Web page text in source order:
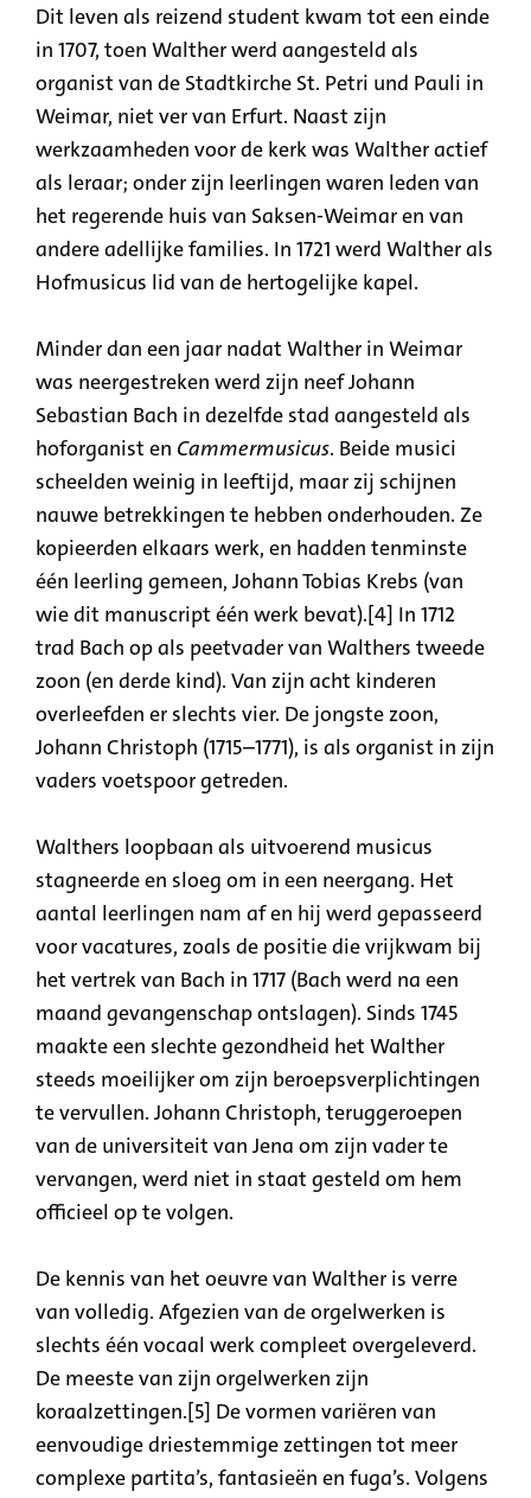
Dit leven als reizend student kwam tot een einde
in 1707, toen Walther werd aangesteld als
organist van de Stadtkirche St. Petri und Pauli in
Weimar, niet ver van Erfurt. Naast zijn
werkzaamheden voor de kerk was Walther actief
als leraar; onder zijn leerlingen waren leden van
het regerende huis van Saksen-Weimar en van
andere adellijke families. In 1721 werd Walther als
Hofmusicus lid van de hertogelijke kapel.
Minder dan een jaar nadat Walther in Weimar
was neergestreken werd zijn neef Johann
Sebastian Bach in dezelfde stad aangesteld als
hoforganist en Cammermusicus. Beide musici
scheelden weinig in leeftijd, maar zij schijnen
nauwe betrekkingen te hebben onderhouden. Ze
kopieerden elkaars werk, en hadden tenminste
één leerling gemeen, Johann Tobias Krebs (van
wie dit manuscript één werk bevat).[4] In 1712
trad Bach op als peetvader van Walthers tweede
zoon (en derde kind). Van zijn acht kinderen
overleefden er slechts vier. De jongste zoon,
Johann Christoph (1715–1771), is als organist in zijn
vaders voetspoor getreden.
Walthers loopbaan als uitvoerend musicus
stagneerde en sloeg om in een neergang. Het
aantal leerlingen nam af en hij werd gepasseerd
voor vacatures, zoals de positie die vrijkwam bij
het vertrek van Bach in 1717 (Bach werd na een
maand gevangenschap ontslagen). Sinds 1745
maakte een slechte gezondheid het Walther
steeds moeilijker om zijn beroepsverplichtingen
te vervullen. Johann Christoph, teruggeroepen
van de universiteit van Jena om zijn vader te
vervangen, werd niet in staat gesteld om hem
officieel op te volgen.
De kennis van het oeuvre van Walther is verre
van volledig. Afgezien van de orgelwerken is
slechts één vocaal werk compleet overgeleverd.
De meeste van zijn orgelwerken zijn
koraalzettingen.[5] De vormen variëren van
eenvoudige driestemmige zettingen tot meer
complexe partita’s, fantasieën en fuga’s. Volgens